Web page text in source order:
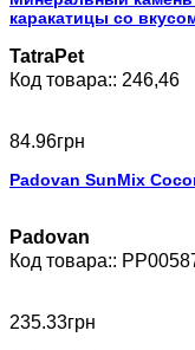
каракатицы со
TatraPet
246,46
84.96грн
Padovan SunMix
Padovan
235.33грн